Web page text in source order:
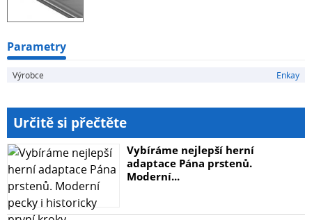
Parametry
Výrobce Enkay
Určitě si přečtěte
Vybíráme nejlepší herní
adaptace Pána prstenů.
Moderní...